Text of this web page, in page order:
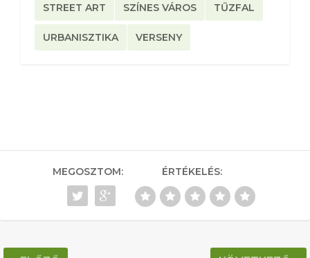
STREET ART SZÍNES VÁROS TŰZFAL
URBANISZTIKA VERSENY
MEGOSZTOM: ÉRTÉKELÉS: